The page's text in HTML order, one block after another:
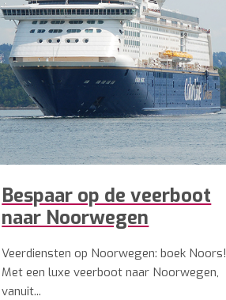
Bespaar op de veerboot
naar Noorwegen
Veerdiensten op Noorwegen: boek Noors!
Met een luxe veerboot naar Noorwegen,
vanuit...